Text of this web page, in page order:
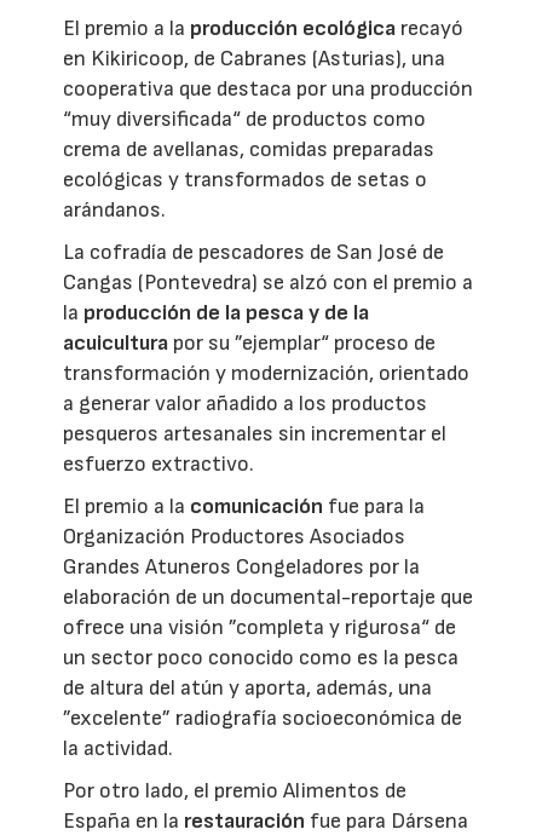
El premio a la producción ecológica recayó
en Kikiricoop, de Cabranes (Asturias), una
cooperativa que destaca por una producción
“muy diversificada“ de productos como
crema de avellanas, comidas preparadas
ecológicas y transformados de setas o
arándanos.
La cofradía de pescadores de San José de
Cangas (Pontevedra) se alzó con el premio a
la producción de la pesca y de la
acuicultura por su ”ejemplar“ proceso de
transformación y modernización, orientado
a generar valor añadido a los productos
pesqueros artesanales sin incrementar el
esfuerzo extractivo.
El premio a la comunicación fue para la
Organización Productores Asociados
Grandes Atuneros Congeladores por la
elaboración de un documental-reportaje que
ofrece una visión ”completa y rigurosa“ de
un sector poco conocido como es la pesca
de altura del atún y aporta, además, una
”excelente” radiografía socioeconómica de
la actividad.
Por otro lado, el premio Alimentos de
España en la restauración fue para Dársena